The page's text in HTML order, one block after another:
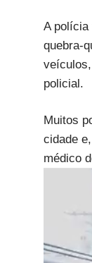
A polícia
quebra-
policial.
Muitos
cidade
médico